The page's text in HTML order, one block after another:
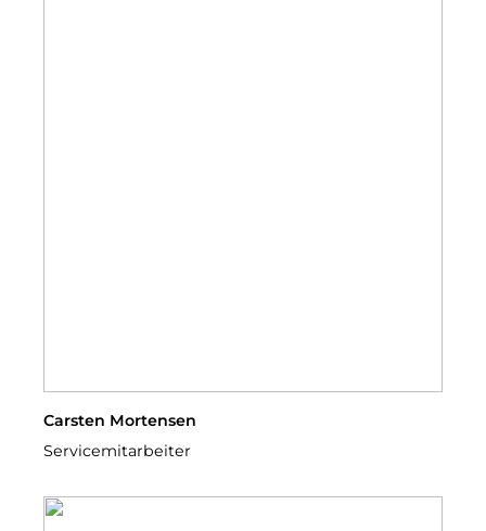
Carsten Mortensen
Servicemitarbeiter